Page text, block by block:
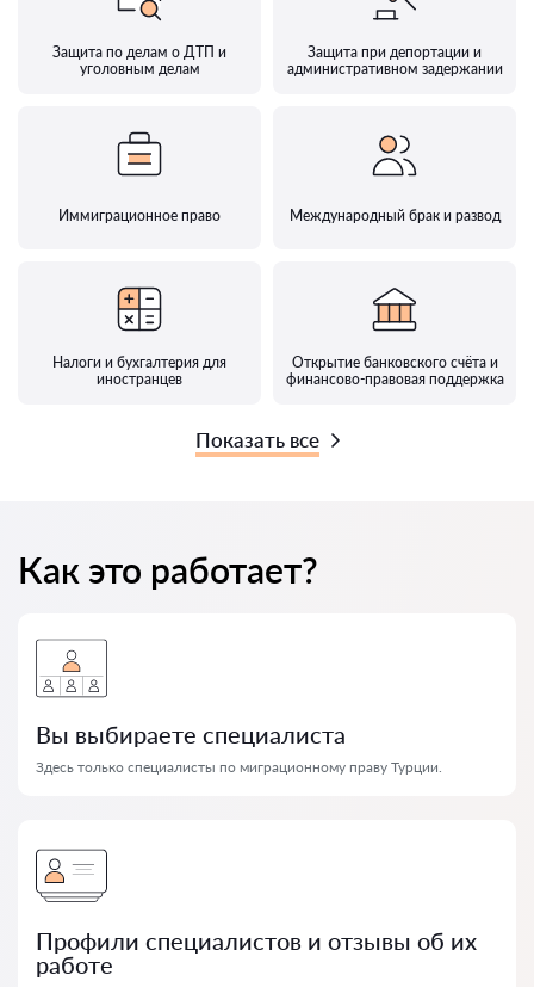
Защита по делам о ДТП и
уголовным делам
Защита при депортации и
административном задержании
Иммиграционное право Международный брак и развод
Налоги и бухгалтерия для
иностранцев
Открытие банковского счёта и
финансово-правовая поддержка
Показать все
Как это работает?
Вы выбираете специалиста
Здесь только специалисты по миграционному праву Турции.
Профили специалистов и отзывы об их
работе